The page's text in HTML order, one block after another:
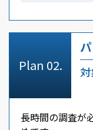
長時間の調査が